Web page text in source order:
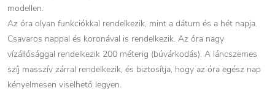
modellen.
Az óra olyan funkciókkal rendelkezik, mint a dátum és a hét napja.
Csavaros nappal és koronával is rendelkezik. Az óra nagy
vízállósággal rendelkezik 200 méterig (búvárkodás). A láncszemes
szíj masszív zárral rendelkezik, és biztosítja, hogy az óra egész nap
kényelmesen viselhető legyen.